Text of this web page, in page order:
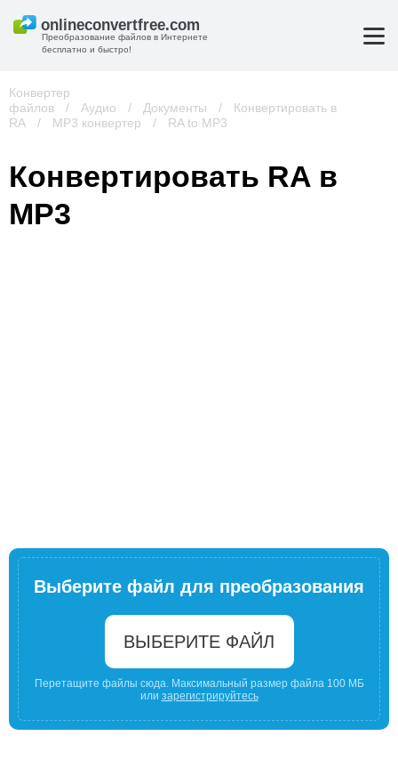
Преобразование файлов в Интернете
бесплатно и быстро!
Конвертер
файлов
/ Аудио / Документы /
Конвертировать в
RA
/ MP3 конвертер / RA to MP3
Конвертировать RA в
MP3
Выберите файл для преобразования
ВЫБЕРИТЕ ФАЙЛ
Перетащите файлы сюда. Максимальный размер файла 100 МБ
или зарегистрируйтесь